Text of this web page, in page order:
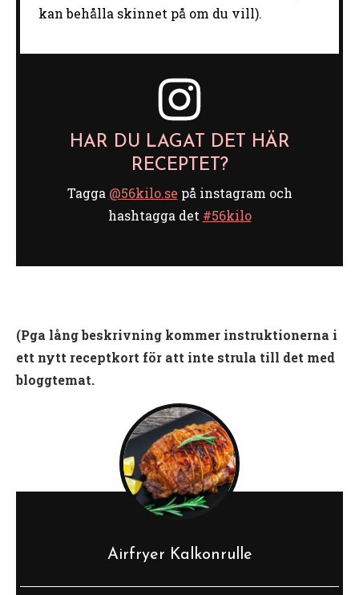
kan behålla skinnet på om du vill).
HAR DU LAGAT DET HÄR
RECEPTET?
Tagga @56kilo.se på instagram och
hashtagga det #56kilo
(Pga lång beskrivning kommer instruktionerna i
ett nytt receptkort för att inte strula till det med
bloggtemat.
Airfryer Kalkonrulle